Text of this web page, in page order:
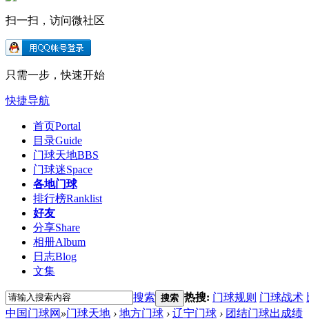
扫一扫，访问微社区
只需一步，快速开始
快捷导航
首页Portal
目录Guide
门球天地BBS
门球迷Space
各地门球
排行榜Ranklist
好友
分享Share
相册Album
日志Blog
文集
搜索 搜索 热搜: 门球规则 门球战术
中国门球网 »门球天地 › 地方门球 › 辽宁门球 › 团结门球出成绩